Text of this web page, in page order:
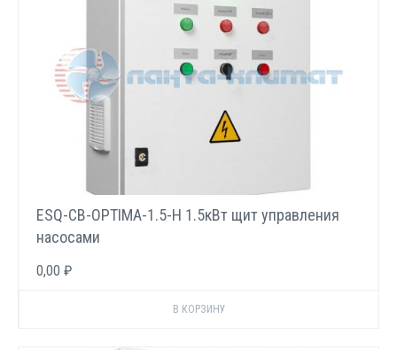
ESQ-CB-OPTIMA-1.5-H 1.5кВт щит управления
насосами
0,00 ₽